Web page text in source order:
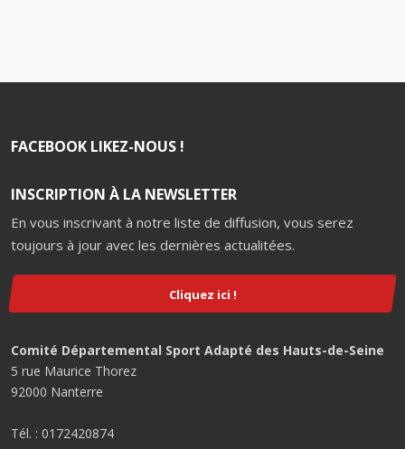
FACEBOOK LIKEZ-NOUS !
INSCRIPTION À LA NEWSLETTER
En vous inscrivant à notre liste de diffusion, vous serez
toujours à jour avec les dernières actualitées.
Cliquez ici !
Comité Départemental Sport Adapté des Hauts-de-Seine
5 rue Maurice Thorez
92000 Nanterre
Tél. : 0172420874